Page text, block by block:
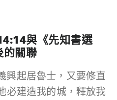
與《先知書選
的關聯
興起居魯士，又要修直
必建造我的城，釋放我